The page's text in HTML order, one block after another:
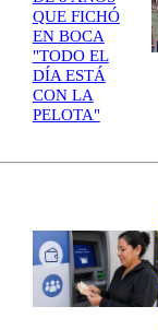
QUE FICHÓ
EN BOCA
"TODO EL
DÍA ESTÁ
CON LA
PELOTA"